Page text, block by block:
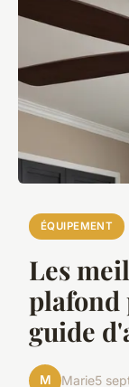
ÉQUIPEMENT
Les
plafond
guide
M Marie5